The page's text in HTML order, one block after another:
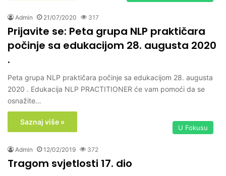
Admin 21/07/2020 317
Prijavite se: Peta grupa NLP praktičara
počinje sa edukacijom 28. augusta 2020
.
Peta grupa NLP praktičara počinje sa edukacijom 28. augusta
2020 . Edukacija NLP PRACTITIONER će vam pomoći da se
osnažite…
Saznaj više »
U Fokusu
Admin 12/02/2019 372
Tragom svjetlosti 17. dio